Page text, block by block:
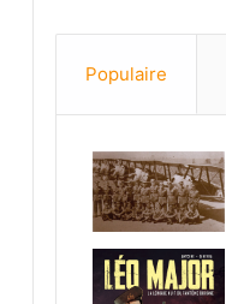
Populaire